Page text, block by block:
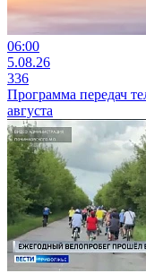
06:00
5.08.26
336
Программа передач
августа